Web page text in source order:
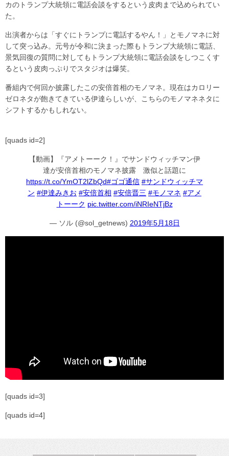
カのトランプ大統領に電話会談をするという皮肉まで込められてい
た。
出演者からは「すぐにトランプに電話するやん！」とモノマネに対
して突っ込み。元号が令和に決まった際もトランプ大統領に電話、
景気回復の質問に対してもトランプ大統領に電話会談をしつこくす
るという皮肉っぷりでスタジオは爆笑。
番組内で何回か披露したこの安倍首相のモノマネ。現在はカロリー
ゼロネタが飽きてきている伊達らしいが、こちらのモノマネネタに
シフトするかもしれない。
[quads id=2]
【動画】『アメトーーク！』でサンドウィッチマン伊
達が安倍首相のモノマネ披露 激似と話題に
https://t.co/YmOT2lZbQd#ゴゴ通信 #サンドウィッチマ
ン #伊達みきお #安倍首相 #安倍晋三 #モノマネ #アメ
トーーク pic.twitter.com/iNRIeNTjBz
— ソル (@sol_getnews) 2019年5月18日
[quads id=3]
[quads id=4]